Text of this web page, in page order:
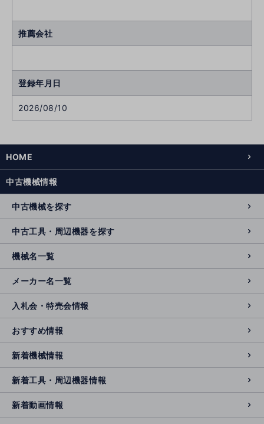
推薦会社
登録年月日
2026/08/10
HOME
中古機械情報
中古機械を探す
中古工具・周辺機器を探す
機械名一覧
メーカー名一覧
入札会・特売会情報
おすすめ情報
新着機械情報
新着工具・周辺機器情報
新着動画情報